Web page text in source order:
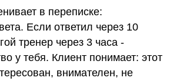
в переписке:
Если ответил через 10
тренер через 3 часа -
у тебя. Клиент понимает: этот
внимателен, не